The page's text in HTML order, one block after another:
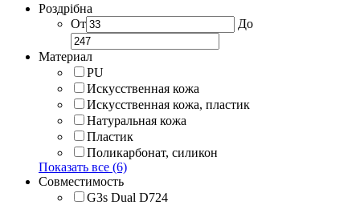
Роздрібна
От
До
Материал
PU
Искусственная кожа
Искусственная кожа, пластик
Натуральная кожа
Пластик
Поликарбонат, силикон
Показать все (6)
Совместимость
G3s Dual D724